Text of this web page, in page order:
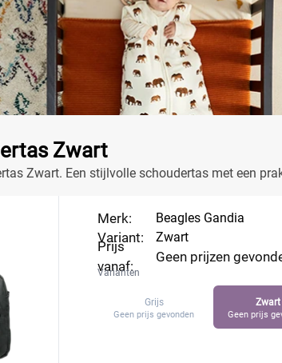
Zwart
Zwart. Een stijlvolle schoudertas met een
Merk:
Variant:
Prijs
vanaf:
Beagles Gandia
Zwart
Geen prijzen
Varianten
Grijs
Geen prijs gevonden
Zwart
Geen prijs